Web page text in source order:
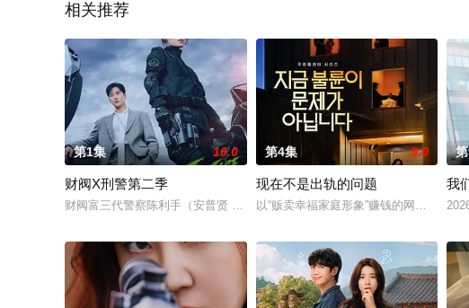
相关推荐
第1集 10.0
财阀X刑警第二季
财阀富三代警察陈利手（安普贤 饰）华丽回归，完美蜕变为成熟专业的刑警
第4集 9.0
现在不是出轨的问题
以“贩卖幸福家庭形象”赚钱的网红夫妇
我